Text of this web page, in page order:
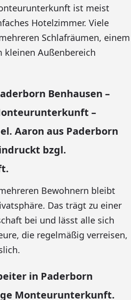
ist meist
Hotelzimmer. Viele
Schlafräumen, einem
kleinen Außenbereich
Benhausen –
–
Aaron aus Paderborn
bzgl.
Bewohnern bleibt
Das trägt zu einer
bei und lässt alle sich
die regelmäßig verreisen,
in Paderborn
Monteurunterkunft.